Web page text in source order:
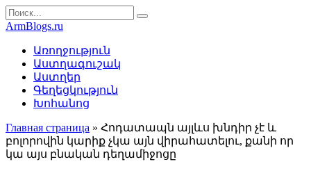
Перейти
к
контенту
Search
for:
ArmBlogs.ru
Առողջություն
Աստղագուշակ
Աստղեր
Գեղեցկություն
Խոհանոց
Главная страница » Հոդատապն այլևս խնդիր չէ և
բոլորովին կարիք չկա այն վիրահատելու, քանի որ
կա այս բնական դեղամիջոցը